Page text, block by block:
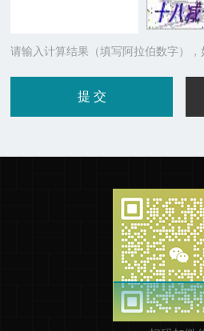
请输入计算结果（填写阿拉伯数字），